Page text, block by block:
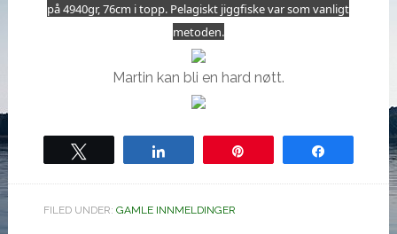
på 4940gr, 76cm i topp. Pelagiskt jiggfiske var som vanligt
metoden.
Martin kan bli en hard nøtt.
FILED UNDER: GAMLE INNMELDINGER